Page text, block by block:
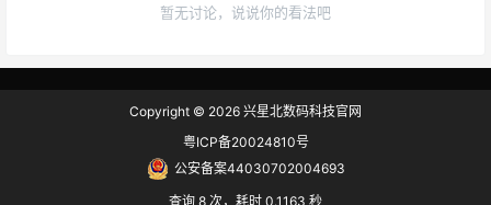
暂无讨论，说说你的看法吧
Copyright © 2026 兴星北数码科技官网
粤ICP备20024810号
公安备案44030702004693
查询 8 次，耗时 0.1163 秒